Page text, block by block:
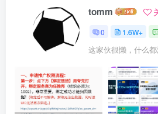
tomm
0 1.6W+
这家伙很懒，什么